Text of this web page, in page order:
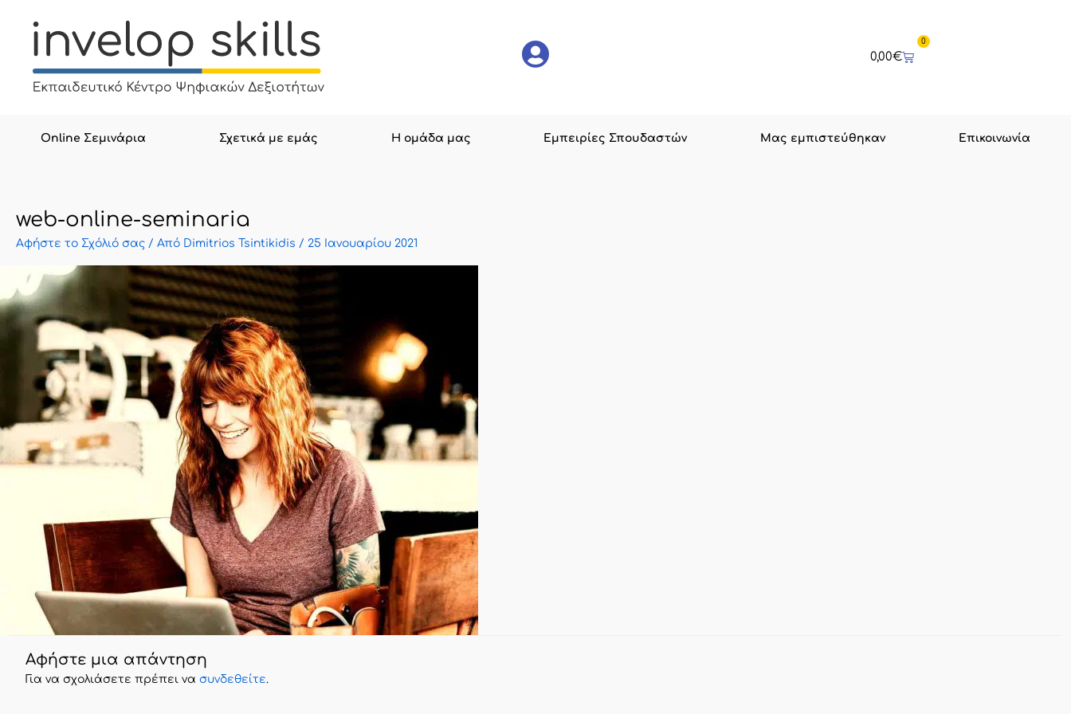
0,00€
0
Cart
Online Σεμινάρια Σχετικά με εμάς Η ομάδα μας Εμπειρίες Σπουδαστών Μας εμπιστεύθηκαν Επικοινωνία
web-online-seminaria
Αφήστε το Σχόλιό σας / Από Dimitrios Tsintikidis / 25 Ιανουαρίου 2021
Αφήστε μια απάντηση
Για να σχολιάσετε πρέπει να συνδεθείτε.